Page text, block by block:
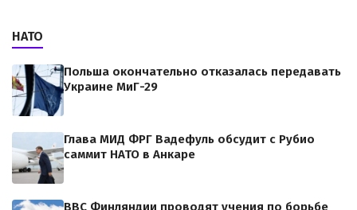
НАТО
Польша окончательно отказалась передавать
Украине МиГ-29
Глава МИД ФРГ Вадефуль обсудит с Рубио
саммит НАТО в Анкаре
ВВС Финляндии проводят учения по борьбе